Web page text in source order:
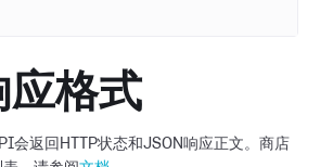
应格式
会返回HTTP状态和JSON响应正文。商店